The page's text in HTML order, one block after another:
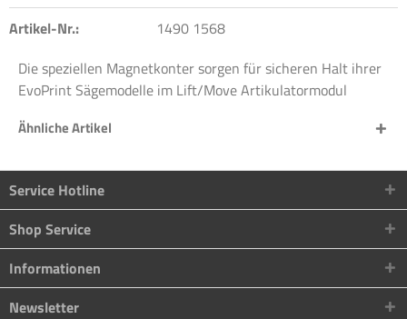
Artikel-Nr.:
1490 1568
Die speziellen Magnetkonter sorgen für sicheren Halt ihrer
EvoPrint Sägemodelle im Lift/Move Artikulatormodul
Ähnliche Artikel
Service Hotline
Shop Service
Informationen
Newsletter